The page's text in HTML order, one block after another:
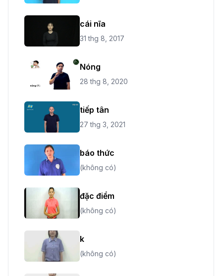
cái nĩa
31 thg 8, 2017
Nóng
28 thg 8, 2020
tiếp tân
27 thg 3, 2021
báo thức
(không có)
đặc điểm
(không có)
k
(không có)